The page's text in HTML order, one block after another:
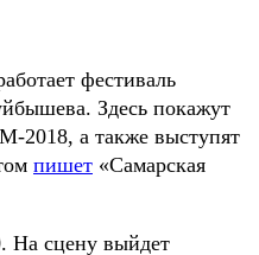
фестиваль
Здесь покажут
2018, а также выступят
пишет «Самарская
На сцену выйдет